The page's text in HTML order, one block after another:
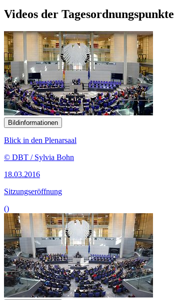
Videos der Tagesordnungspunkte
Bildinformationen
Blick in den Plenarsaal
© DBT / Sylvia Bohn
18.03.2016
Sitzungseröffnung
()